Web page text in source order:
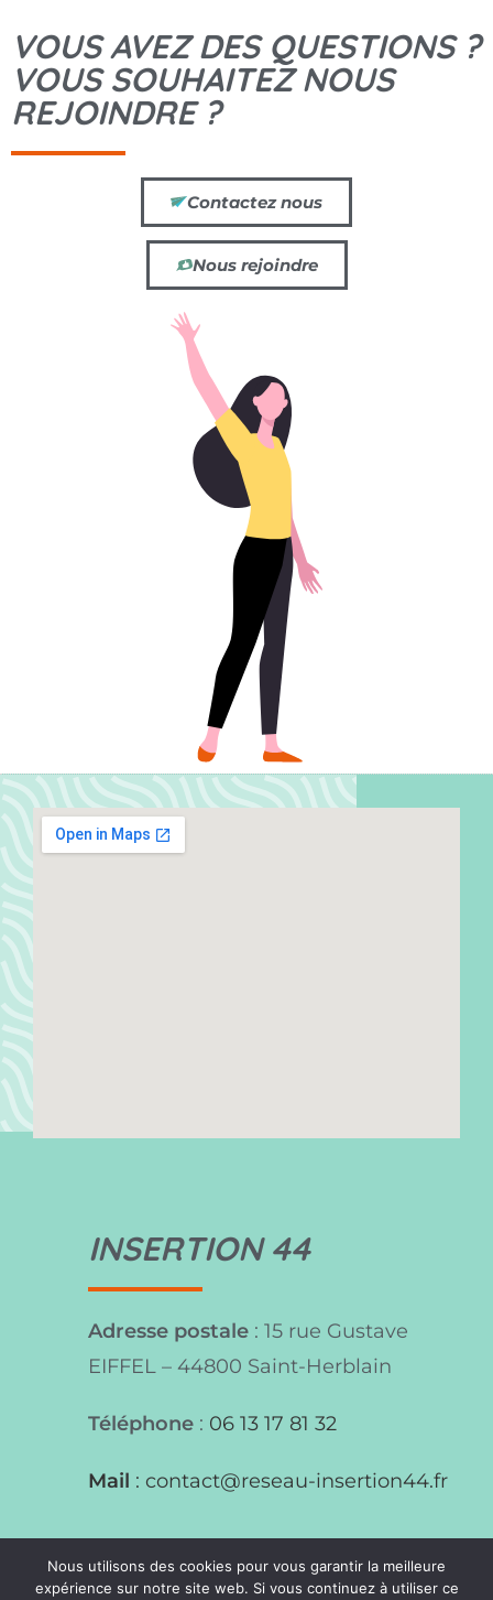
VOUS AVEZ DES QUESTIONS ?
VOUS SOUHAITEZ NOUS
REJOINDRE ?
Contactez nous
Nous rejoindre
INSERTION 44
Adresse postale : 15 rue Gustave
EIFFEL – 44800 Saint-Herblain
Téléphone : 06 13 17 81 32
Mail : contact@reseau-insertion44.fr
© Copyrightcommunicaweb2026
Nous utilisons des cookies pour vous garantir la meilleure
expérience sur notre site web. Si vous continuez à utiliser ce